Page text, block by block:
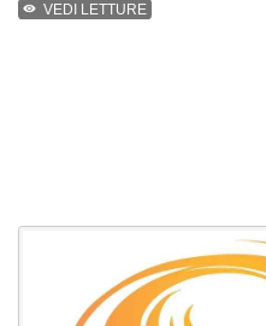
VEDI LETTURE